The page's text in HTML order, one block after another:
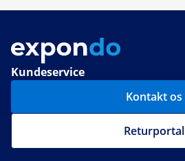
Kundeservice
Kontakt os
Returportal